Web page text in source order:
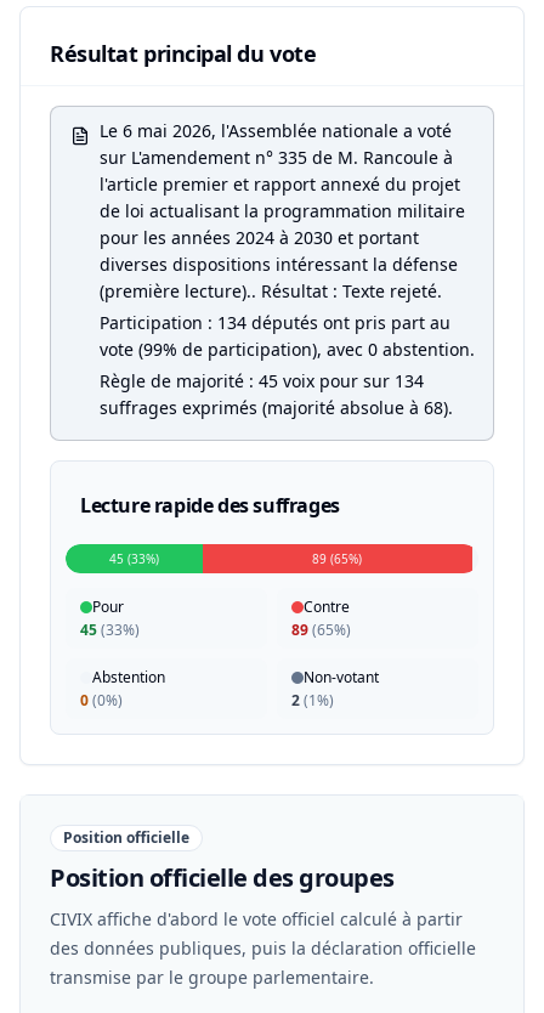
Résultat principal du vote
Le 6 mai 2026, l'Assemblée nationale a voté
sur L'amendement n° 335 de M. Rancoule à
l'article premier et rapport annexé du projet
de loi actualisant la programmation militaire
pour les années 2024 à 2030 et portant
diverses dispositions intéressant la défense
(première lecture).. Résultat : Texte rejeté.
Participation : 134 députés ont pris part au
vote (99% de participation), avec 0 abstention.
Règle de majorité : 45 voix pour sur 134
suffrages exprimés (majorité absolue à 68).
Lecture rapide des suffrages
45 (33%) 89 (65%)
Pour
45(33%)
Contre
89(65%)
Abstention
0(0%)
Non-votant
2(1%)
Position officielle
Position officielle des groupes
CIVIX affiche d'abord le vote officiel calculé à partir
des données publiques, puis la déclaration officielle
transmise par le groupe parlementaire.